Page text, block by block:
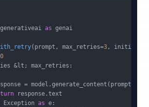
as genai
( prompt, max_retries=3,
0
&lt; max_retries:
= model.generate_content(prompt)
response.text
Exception as e: